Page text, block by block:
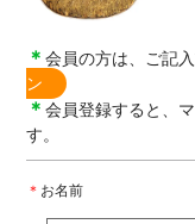
＊会員の方は、ご記
ン
＊会員登録すると、
す。
＊ お名前